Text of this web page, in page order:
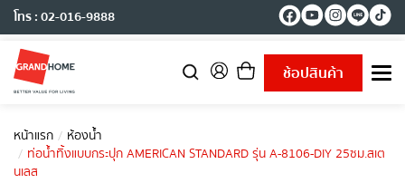
โทร : 02-016-9888
ช้อปสินค้า
T
l
e
หน้าแรก
ห้องน้ำ
ท่อน้ำทิ้งแบบกระปุก AMERICAN STANDARD รุ่น A-8106-DIY 25ซม.สเต
นเลส